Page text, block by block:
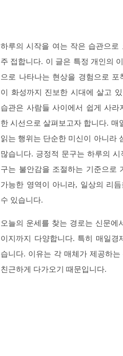
하루의 시작을 여는 작은 습관으
주 접합니다. 이 글은 특정 개인의
으로 나타나는 현상을 경험으로
이 화성까지 진보한 시대에 살고
습관은 사람들 사이에서 쉽게 사
한 시선으로 살펴보고자 합니다.
읽는 행위는 단순한 미신이 아니라
많습니다. 긍정적 문구는 하루의
구는 불안감을 조절하는 기준으로
가능한 영역이 아니라, 일상의 리
수 있습니다.
오늘의 운세를 찾는 경로는 신문에
이지까지 다양합니다. 특히 매일
습니다. 이유는 각 매체가 제공하
친근하게 다가오기 때문입니다.